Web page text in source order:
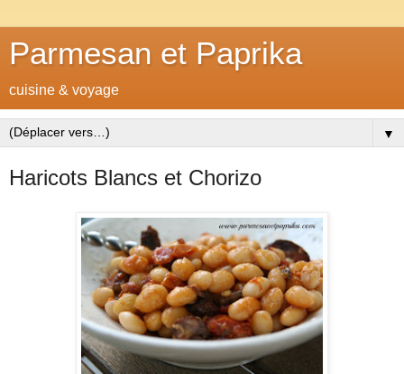
Parmesan et Paprika
cuisine & voyage
▼
Haricots Blancs et Chorizo